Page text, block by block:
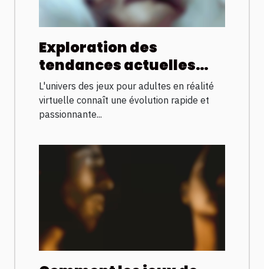
Exploration des
tendances actuelles
des jeux pour adultes en
réalité virtuelle
L'univers des jeux pour adultes en réalité
virtuelle connaît une évolution rapide et
passionnante...